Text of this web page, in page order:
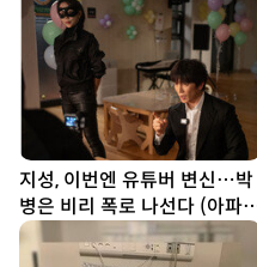
지성, 이번엔 유튜버 변신…박
병은 비리 폭로 나선다 (아파
트)